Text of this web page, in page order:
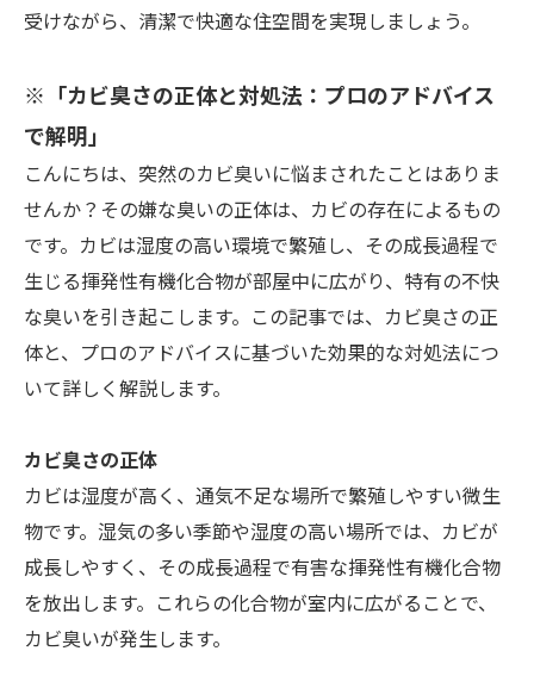
受けながら、清潔で快適な住空間を実現しましょう。
※「カビ臭さの正体と対処法：プロのアドバイス
で解明」
こんにちは、突然のカビ臭いに悩まされたことはありま
せんか？その嫌な臭いの正体は、カビの存在によるもの
です。カビは湿度の高い環境で繁殖し、その成長過程で
生じる揮発性有機化合物が部屋中に広がり、特有の不快
な臭いを引き起こします。この記事では、カビ臭さの正
体と、プロのアドバイスに基づいた効果的な対処法につ
いて詳しく解説します。
カビ臭さの正体
カビは湿度が高く、通気不足な場所で繁殖しやすい微生
物です。湿気の多い季節や湿度の高い場所では、カビが
成長しやすく、その成長過程で有害な揮発性有機化合物
を放出します。これらの化合物が室内に広がることで、
カビ臭いが発生します。